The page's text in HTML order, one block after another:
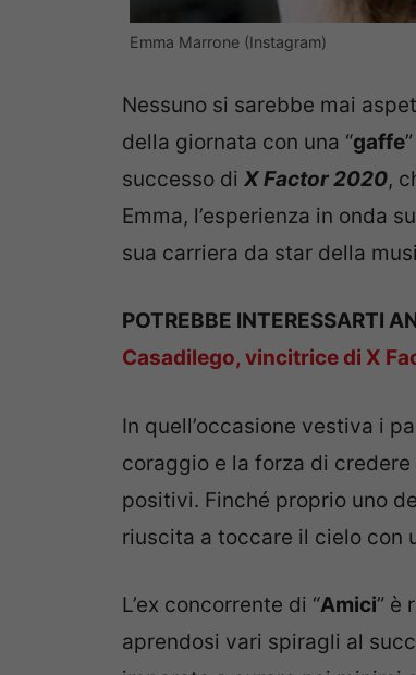
Emma Marrone (Instagram)
Nessuno si sarebbe mai
della giornata con una “gaffe
successo di X Factor 2020,
Emma, l’esperienza in onda
sua carriera da star della
POTREBBE INTERESSARTI
Casadilego, vincitrice di X
In quell’occasione vestiva i
coraggio e la forza di
positivi. Finché proprio uno
riuscita a toccare il cielo con
L’ex concorrente di “Amici” è
aprendosi vari spiragli al